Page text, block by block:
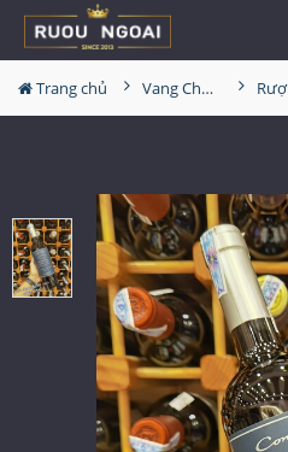
Trang chủ Vang Chile